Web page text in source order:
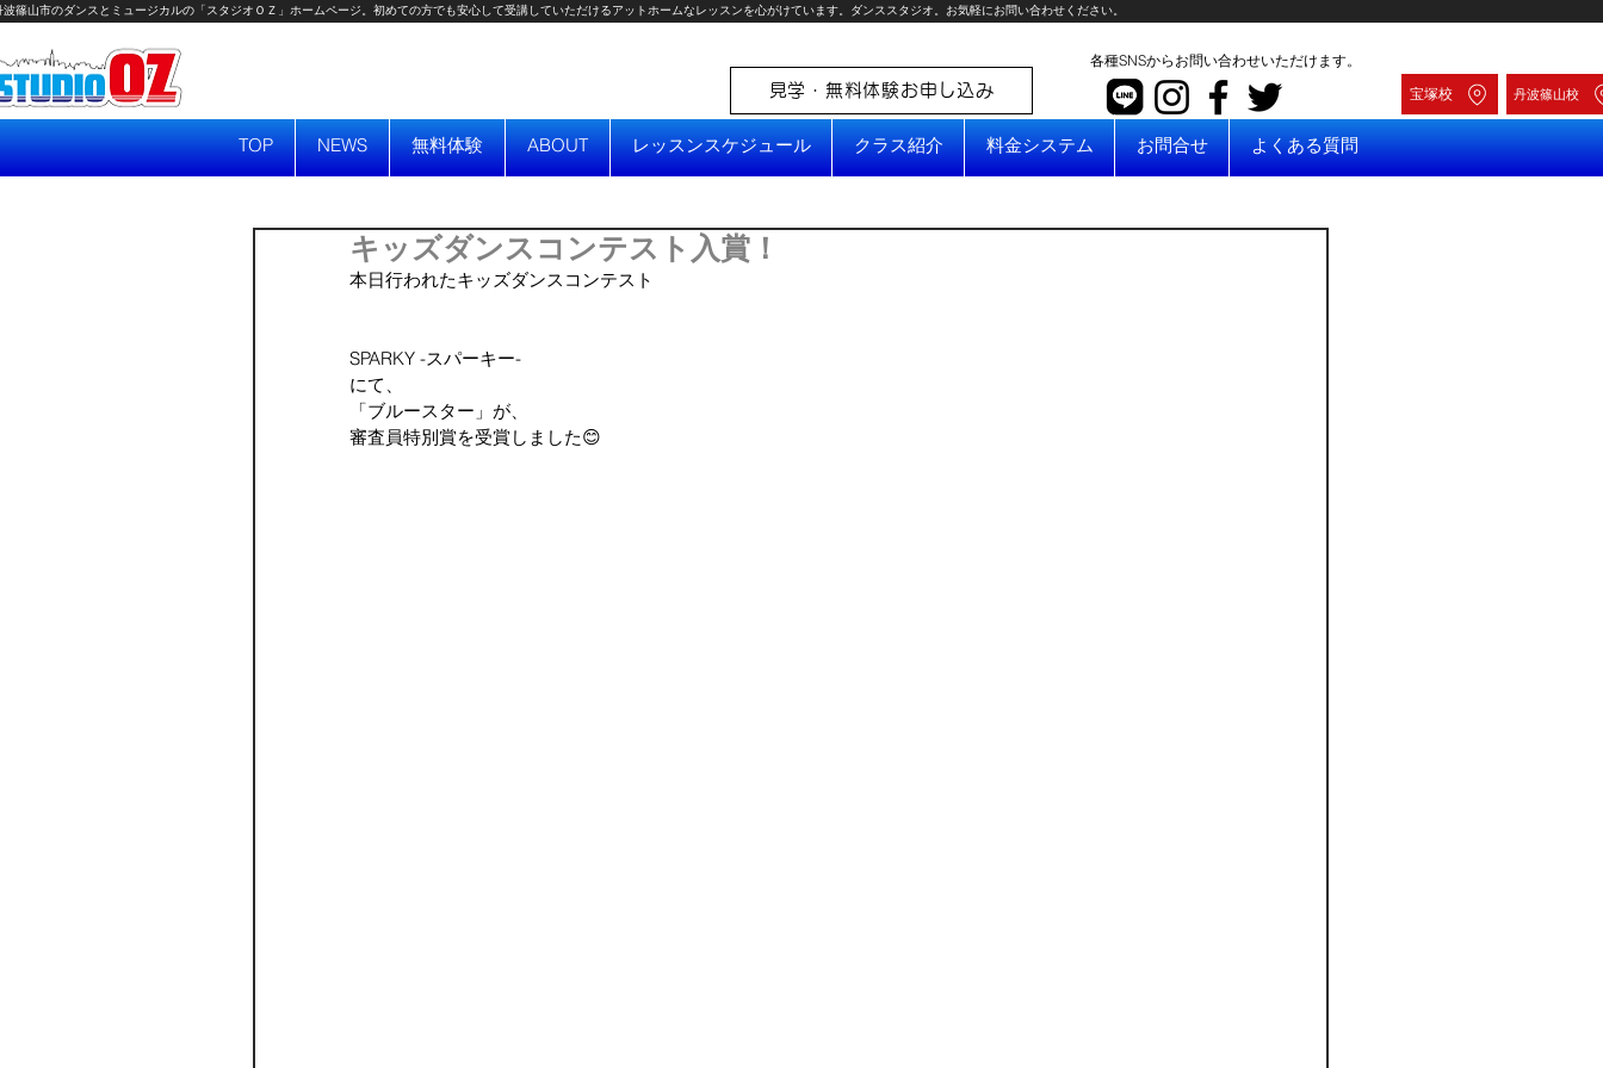
各種SNSからお問い合わせいただけます。
キッズダンスコンテスト入賞！
本日行われたキッズダンスコンテスト
SPARKY -スパーキー-
にて、
「ブルースター」が、
審査員特別賞を受賞しました😊
丹波篠山校
宝塚校
見学・無料体験お申し込み
波篠山市のダンスとミュージカルの「スタジオＯＺ」ホームページ。初めての方でも安心して受講していただけるアットホームなレッスンを心がけています。ダンススタジオ。お気軽にお問い合わせください。
TOP NEWS 無料体験 ABOUT レッスンスケジュール クラス紹介 料金システム お問合せ よくある質問